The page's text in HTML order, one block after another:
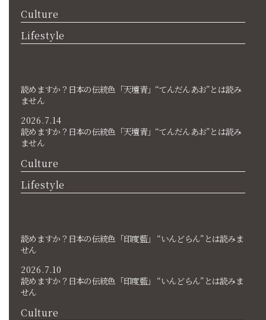
Culture
Lifestyle
読めますか？日本の伝統色「天壇青」“てんだんあお”とは読み
ません
2026.7.14
読めますか？日本の伝統色「天壇青」“てんだんあお”とは読み
ません
Culture
Lifestyle
読めますか？日本の伝統色「印度藍」 “いんどらん”とは読みま
せん
2026.7.10
読めますか？日本の伝統色「印度藍」 “いんどらん”とは読みま
せん
Culture